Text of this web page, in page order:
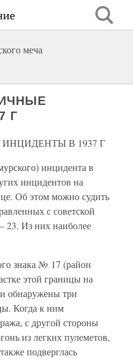
меча
Г
В 1937 Г
инцидента в
инцидентов на
Об этом можно судить
с советской
23. Из них наиболее
знака № 17 (район
этой границы на
обнаружены три
Когда к ним
с другой стороны
из легких пулеметов,
подверглась